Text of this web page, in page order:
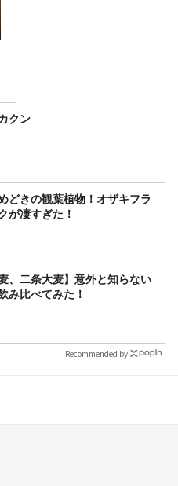
クン
どきの観葉植物！オザキフラ
が凄すぎた！
、二条大麦】意外と知らない
み比べてみた！
Recommended by